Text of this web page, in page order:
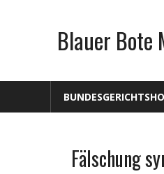
Blauer Bote
Gesellschaft
Fälschung